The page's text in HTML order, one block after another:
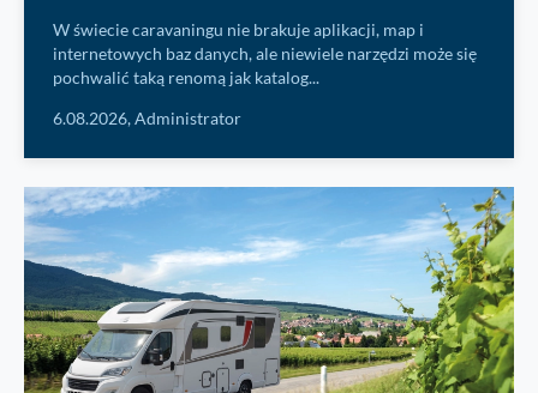
W świecie caravaningu nie brakuje aplikacji, map i
internetowych baz danych, ale niewiele narzędzi może się
pochwalić taką renomą jak katalog...
6.08.2026,Administrator